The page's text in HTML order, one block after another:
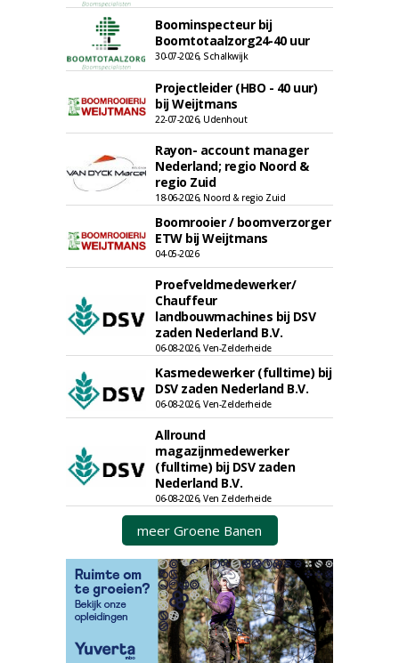
Boominspecteur bij
Boomtotaalzorg24-40 uur
30-07-2026, Schalkwijk
Projectleider (HBO - 40 uur)
bij Weijtmans
22-07-2026, Udenhout
Rayon- account manager
Nederland; regio Noord &
regio Zuid
18-06-2026, Noord & regio Zuid
Boomrooier / boomverzorger
ETW bij Weijtmans
04-05-2026
Proefveldmedewerker/
Chauffeur
landbouwmachines bij DSV
zaden Nederland B.V.
06-08-2026, Ven-Zelderheide
Kasmedewerker (fulltime) bij
DSV zaden Nederland B.V.
06-08-2026, Ven-Zelderheide
Allround
magazijnmedewerker
(fulltime) bij DSV zaden
Nederland B.V.
06-08-2026, Ven Zelderheide
meer Groene Banen